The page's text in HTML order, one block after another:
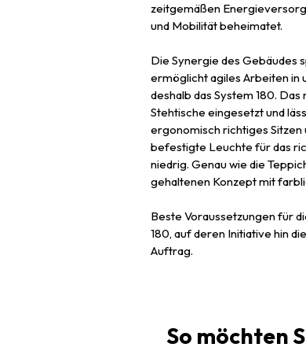
zeitgemäßen
und Mobilität beheimatet.
Die Synergie des Gebäudes
ermöglicht agiles Arbeiten in
deshalb das System 180.
Stehtische eingesetzt und
ergonomisch richtiges Sitzen
befestigte Leuchte für das
niedrig. Genau wie die
gehaltenen Konzept mit
Beste Voraussetzungen für
180, auf deren Initiative hin
Auftrag.
So möchten